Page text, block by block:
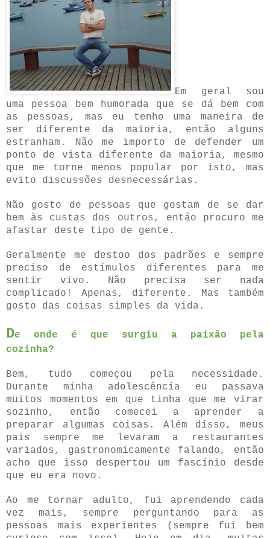
Em geral sou
uma pessoa bem humorada que se dá bem com
as pessoas, mas eu tenho uma maneira de
ser diferente da maioria, então alguns
estranham. Não me importo de defender um
ponto de vista diferente da maioria, mesmo
que me torne menos popular por isto, mas
evito discussões desnecessárias.
Não gosto de pessoas que gostam de se dar
bem às custas dos outros, então procuro me
afastar deste tipo de gente.
Geralmente me destoo dos padrões e sempre
preciso de estímulos diferentes para me
sentir vivo. Não precisa ser nada
complicado! Apenas, diferente. Mas também
gosto das coisas simples da vida.
De onde é que surgiu a paixão pela
cozinha?
Bem, tudo começou pela necessidade.
Durante minha adolescência eu passava
muitos momentos em que tinha que me virar
sozinho, então comecei a aprender a
preparar algumas coisas. Além disso, meus
pais sempre me levaram a restaurantes
variados, gastronomicamente falando, então
acho que isso despertou um fascínio desde
que eu era novo.
Ao me tornar adulto, fui aprendendo cada
vez mais, sempre perguntando para as
pessoas mais experientes (sempre fui bem